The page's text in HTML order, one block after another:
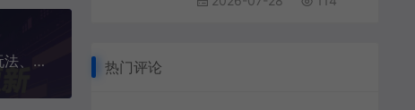
（17362期）无人直播实战课-2026更新：纯无玩法、实景AI、真人玩法、绿幕玩法、真转无玩法、麒麟臂摇手等
热门评论